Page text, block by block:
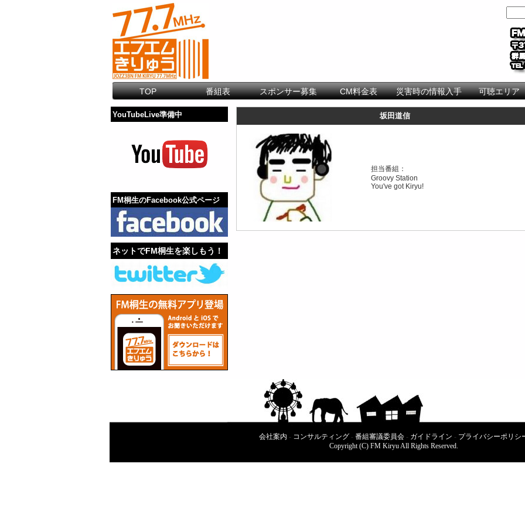
TOP 番組表 スポンサー募集 CM料金表 災害時の情報入手 可聴エリア
YouTubeLive準備中
FM桐生のFacebook公式ページ
ネットでFM桐生を楽しもう！
坂田道信
担当番組：
Groovy Station
You've got Kiryu!
会社案内 - コンサルティング - 番組審議委員会 - ガイドライン - プライバシーポリシ
Copyright (C) FM Kiryu All Rights Reserved.